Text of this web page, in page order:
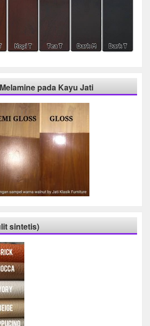
pada Kayu Jati
sintetis)